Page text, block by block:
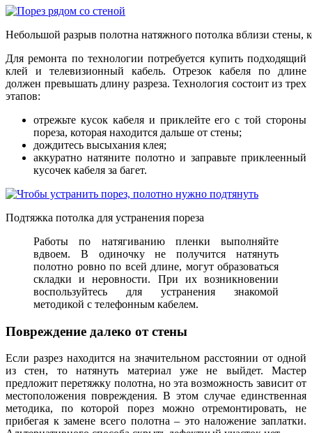
Небольшой разрыв полотна натяжного потолка вблизи стены,
Для ремонта по технологии потребуется купить подходящий
клей и телевизионный кабель. Отрезок кабеля по длине
должен превышать длину разреза. Технология состоит из трех
этапов:
отрежьте кусок кабеля и приклейте его с той стороны
пореза, которая находится дальше от стены;
дождитесь высыхания клея;
аккуратно натяните полотно и заправьте приклеенный
кусочек кабеля за багет.
Подтяжка потолка для устранения пореза
Работы по натягиванию пленки выполняйте
вдвоем. В одиночку не получится натянуть
полотно ровно по всей длине, могут образоваться
складки и неровности. При их возникновении
воспользуйтесь для устранения знакомой
методикой с телефонным кабелем.
Повреждение далеко от стены
Если разрез находится на значительном расстоянии от одной
из стен, то натянуть материал уже не выйдет. Мастер
предложит перетяжку полотна, но эта возможность зависит от
местоположения повреждения. В этом случае единственная
методика, по которой порез можно отремонтировать, не
прибегая к замене всего полотна – это наложение заплатки.